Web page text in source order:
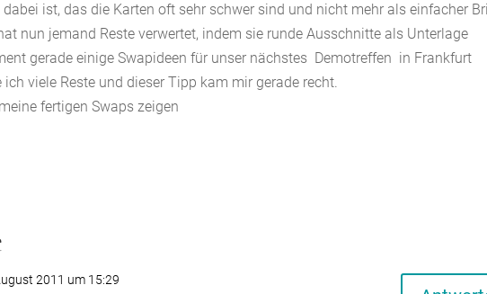
ist, das die Karten oft sehr schwer sind und nicht mehr als einfacher
nun jemand Reste verwertet, indem sie runde Ausschnitte als Unterlage
gerade einige Swapideen für unser nächstes Demotreffen in Frankfurt
viele Reste und dieser Tipp kam mir gerade recht.
fertigen Swaps zeigen
2011 um 15:29